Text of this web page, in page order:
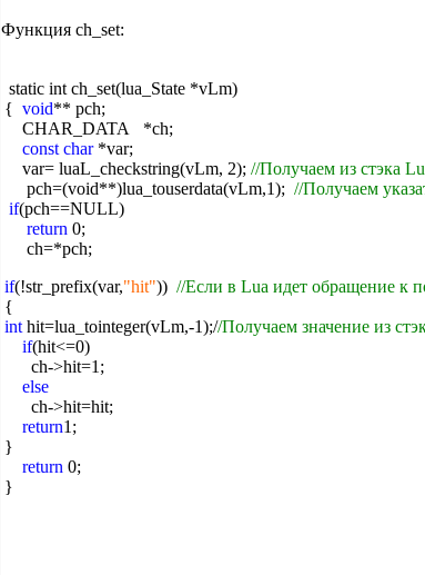
Функция ch_set:
static int ch_set(lua_State *vLm)
{ void** pch;
CHAR_DATA *ch;
const char*var;
var= luaL_checkstring(vLm, 2); //Получаем из стэка
pch=(void**)lua_touserdata(vLm,1); //Получаем
if(pch==NULL)
return 0;
ch=*pch;
if(!str_prefix(var,"hit")) //Если в Lua идет обращение к
{
int hit=lua_tointeger(vLm,-1);//Получаем значение из
if(hit<=0)
ch->hit=1;
else
ch->hit=hit;
return1;
}
return 0;
}